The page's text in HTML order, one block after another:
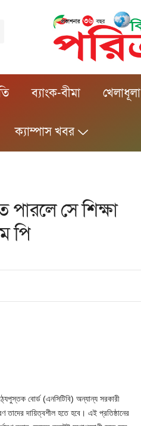
ব্যাংক-বীমা খেলাধূলা
ক্যাম্পাস খবর
পারলে সে শিক্ষা
পি
বোর্ড (এনসিটিবি) অন্যান্য সরকারী
তাদের দায়িত্বশীল হতে হবে। এই প্রতিষ্ঠানের